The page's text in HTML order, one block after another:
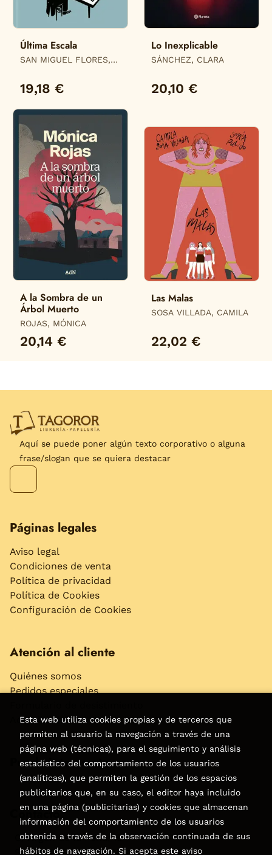
Última Escala
SAN MIGUEL FLORES,
19,18 €
Lo Inexplicable
SÁNCHEZ, CLARA
20,10 €
A la Sombra de un
Árbol Muerto
ROJAS, MÓNICA
20,14 €
Las Malas
SOSA VILLADA, CAMILA
22,02 €
Aquí se puede poner algún texto corporativo o alguna
frase/slogan que se quiera destacar
Páginas legales
Aviso legal
Condiciones de venta
Política de privacidad
Política de Cookies
Configuración de Cookies
Atención al cliente
Quiénes somos
Pedidos especiales
Accesibilidad
Puede interesarte
Contacto
C/Virgen de la Peña, 15
928858050–928531142
Esta web utiliza cookies propias y de terceros que
permiten al usuario la navegación a través de una
página web (técnicas), para el seguimiento y análisis
estadístico del comportamiento de los usuarios
(analíticas), que permiten la gestión de los espacios
publicitarios que, en su caso, el editor haya incluido
en una página (publicitarias) y cookies que almacenan
información del comportamiento de los usuarios
obtenida a través de la observación continuada de sus
hábitos de navegación. Si acepta este aviso